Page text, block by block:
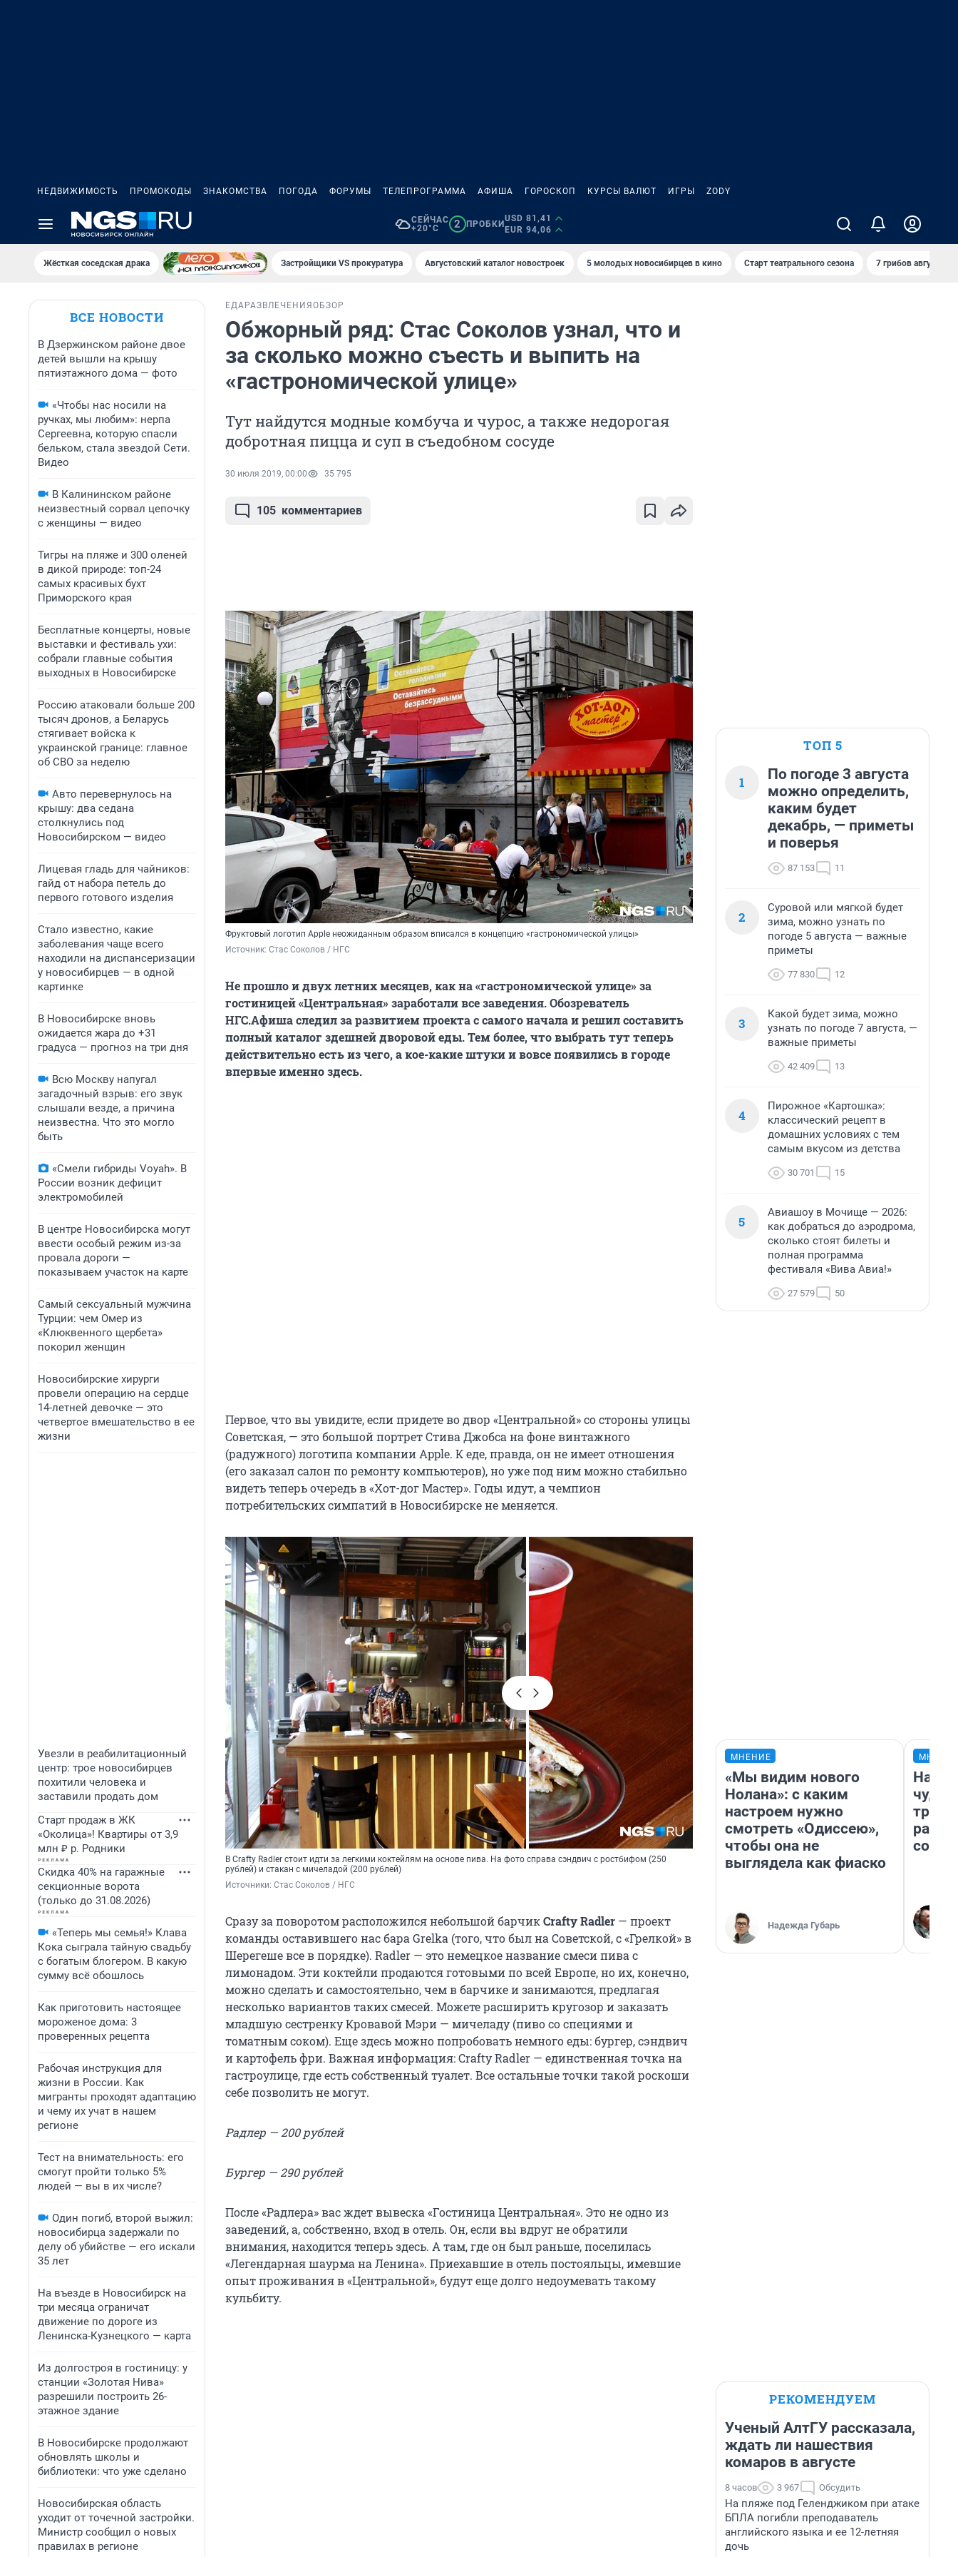
НЕДВИЖИМОСТЬ ПРОМОКОДЫ ЗНАКОМСТВА ПОГОДА ФОРУМЫ ТЕЛЕПРОГРАММА АФИША ГОРОСКОП КУРСЫ ВАЛЮТ ИГРЫ ZODY
СЕЙЧАС
+20°C
2 ПРОБКИ
USD 81,41
EUR 94,06
Жёсткая соседская драка Застройщики VS прокуратура Августовский каталог новостроек 5 молодых новосибирцев в кино Старт театрального сезона 7 грибов августа
ВСЕ НОВОСТИ
В Дзержинском районе двое
детей вышли на крышу
пятиэтажного дома — фото
«Чтобы нас носили на
ручках, мы любим»: нерпа
Сергеевна, которую спасли
бельком, стала звездой Сети.
Видео
В Калининском районе
неизвестный сорвал цепочку
с женщины — видео
Тигры на пляже и 300 оленей
в дикой природе: топ-24
самых красивых бухт
Приморского края
Бесплатные концерты, новые
выставки и фестиваль ухи:
собрали главные события
выходных в Новосибирске
Россию атаковали больше 200
тысяч дронов, а Беларусь
стягивает войска к
украинской границе: главное
об СВО за неделю
Авто перевернулось на
крышу: два седана
столкнулись под
Новосибирском — видео
Лицевая гладь для чайников:
гайд от набора петель до
первого готового изделия
Стало известно, какие
заболевания чаще всего
находили на диспансеризации
у новосибирцев — в одной
картинке
В Новосибирске вновь
ожидается жара до +31
градуса — прогноз на три дня
Всю Москву напугал
загадочный взрыв: его звук
слышали везде, а причина
неизвестна. Что это могло
быть
«Смели гибриды Voyah». В
России возник дефицит
электромобилей
В центре Новосибирска могут
ввести особый режим из-за
провала дороги —
показываем участок на карте
Самый сексуальный мужчина
Турции: чем Омер из
«Клюквенного щербета»
покорил женщин
Новосибирские хирурги
провели операцию на сердце
14-летней девочке — это
четвертое вмешательство в ее
жизни
Увезли в реабилитационный
центр: трое новосибирцев
похитили человека и
заставили продать дом
Старт продаж в ЖК
«Околица»! Квартиры от 3,9
млн ₽ р. Родники
Скидка 40% на гаражные
секционные ворота
(только до 31.08.2026)
«Теперь мы семья!» Клава
Кока сыграла тайную свадьбу
с богатым блогером. В какую
сумму всё обошлось
Как приготовить настоящее
мороженое дома: 3
проверенных рецепта
Рабочая инструкция для
жизни в России. Как
мигранты проходят адаптацию
и чему их учат в нашем
регионе
Тест на внимательность: его
смогут пройти только 5%
людей — вы в их числе?
Один погиб, второй выжил:
новосибирца задержали по
делу об убийстве — его искали
35 лет
На въезде в Новосибирск на
три месяца ограничат
движение по дороге из
Ленинска-Кузнецкого — карта
Из долгостроя в гостиницу: у
станции «Золотая Нива»
разрешили построить 26-
этажное здание
В Новосибирске продолжают
обновлять школы и
библиотеки: что уже сделано
Новосибирская область
уходит от точечной застройки.
Министр сообщил о новых
правилах в регионе
ЕДА РАЗВЛЕЧЕНИЯ ОБЗОР
Обжорный ряд: Стас Соколов узнал, что и
за сколько можно съесть и выпить на
«гастрономической улице»
Тут найдутся модные комбуча и чурос, а также недорогая
добротная пицца и суп в съедобном сосуде
30 июля 2019, 00:00 35 795
105 комментариев
Фруктовый логотип Apple неожиданным образом вписался в концепцию «гастрономической улицы»
Источник: Стас Соколов / НГС
Не прошло и двух летних месяцев, как на «гастрономической улице» за
гостиницей «Центральная» заработали все заведения. Обозреватель
НГС.Афиша следил за развитием проекта с самого начала и решил составить
полный каталог здешней дворовой еды. Тем более, что выбрать тут теперь
действительно есть из чего, а кое-какие штуки и вовсе появились в городе
впервые именно здесь.
Первое, что вы увидите, если придете во двор «Центральной» со стороны улицы
Советская, — это большой портрет Стива Джобса на фоне винтажного
(радужного) логотипа компании Apple. К еде, правда, он не имеет отношения
(его заказал салон по ремонту компьютеров), но уже под ним можно стабильно
видеть теперь очередь в «Хот-дог Мастер». Годы идут, а чемпион
потребительских симпатий в Новосибирске не меняется.
В Crafty Radler стоит идти за легкими коктейлям на основе пива. На фото справа сэндвич с ростбифом (250
рублей) и стакан с мичеладой (200 рублей)
Источники: Стас Соколов / НГС
Сразу за поворотом расположился небольшой барчикCrafty Radler — проект
команды оставившего нас бара Grelka (того, что был на Советской, с «Грелкой» в
Шерегеше все в порядке). Radler — это немецкое название смеси пива с
лимонадом. Эти коктейли продаются готовыми по всей Европе, но их, конечно,
можно сделать и самостоятельно, чем в барчике и занимаются, предлагая
несколько вариантов таких смесей. Можете расширить кругозор и заказать
младшую сестренку Кровавой Мэри — мичеладу (пиво со специями и
томатным соком). Еще здесь можно попробовать немного еды: бургер, сэндвич
и картофель фри. Важная информация: Crafty Radler — единственная точка на
гастроулице, где есть собственный туалет. Все остальные точки такой роскоши
себе позволить не могут.
Радлер — 200 рублей
Бургер — 290 рублей
После «Радлера» вас ждет вывеска «Гостиница Центральная». Это не одно из
заведений, а, собственно, вход в отель. Он, если вы вдруг не обратили
внимания, находится теперь здесь. А там, где он был раньше, поселилась
«Легендарная шаурма на Ленина». Приехавшие в отель постояльцы, имевшие
опыт проживания в «Центральной», будут еще долго недоумевать такому
кульбиту.
ТОП 5
1
По погоде 3 августа
можно определить,
каким будет
декабрь, — приметы
и поверья
87 153 11
2
Суровой или мягкой будет
зима, можно узнать по
погоде 5 августа — важные
приметы
77 830 12
3
Какой будет зима, можно
узнать по погоде 7 августа, —
важные приметы
42 409 13
4
Пирожное «Картошка»:
классический рецепт в
домашних условиях с тем
самым вкусом из детства
30 701 15
5
Авиашоу в Мочище — 2026:
как добраться до аэродрома,
сколько стоят билеты и
полная программа
фестиваля «Вива Авиа!»
27 579 50
МНЕНИЕ
«Мы видим нового
Нолана»: с каким
настроем нужно
смотреть «Одиссею»,
чтобы она не
выглядела как фиаско
Надежда Губарь
РЕКОМЕНДУЕМ
Ученый АлтГУ рассказала,
ждать ли нашествия
комаров в августе
8 часов 3 967 Обсудить
На пляже под Геленджиком при атаке
БПЛА погибли преподаватель
английского языка и ее 12-летняя
дочь